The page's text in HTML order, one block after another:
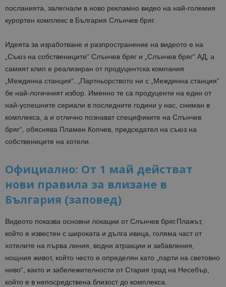
посланията, залегнали в ново рекламно видео на най-големия
курортен комплекс в България Слънчев бряг.
Идеята за изработване и разпространение на видеото е на
„Съюз на собствениците“ Слънчев бряг и „Слънчев бряг“ АД, а
самият клип е реализиран от продуцентска компания
„Междинна станция“. „Партньорството ни с „Междинна станция“
бе най-логичният избор. Именно те са продуценти на един от
най-успешните сериали в последните години у нас, сниман в
комплекса, а и отлично познават спецификите на Слънчев
бряг“, обяснява Пламен Копчев, председател на съюз на
собствениците на хотели.
Официално: От 1 май действат
нови правила за влизане в
България (заповед)
Видеото показва основни локации от Слънчев бряг.Плажът,
който е известен с широката и дълга ивица, голяма част от
хотелите на първа линия, водни атракции и забавления,
нощния живот, който често е определян като „парти на световно
ниво“, както и забележителности от Стария град на Несебър,
който е в непосредствена близост до комплекса.